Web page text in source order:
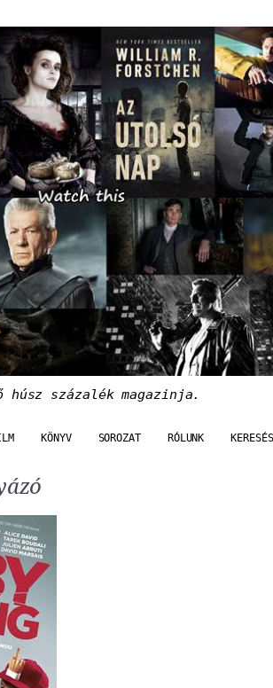
húsz százalék magazinja.
KÖNYV SOROZAT RÓLUNK KERESÉS